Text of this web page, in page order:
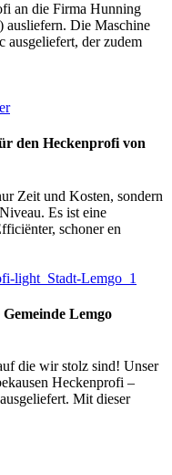
an die Firma Hunning
ausliefern. Die Maschine
ausgeliefert, der zudem
den Heckenprofi von
Zeit und Kosten, sondern
Es ist eine
schoner en
Lemgo
die wir stolz sind! Unser
Heckenprofi –
Mit dieser